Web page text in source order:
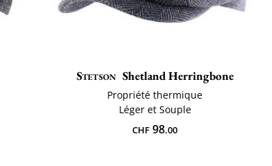
Stetson Shetland Herringbone
Propriété thermique
Léger et Souple
CHF 98.00